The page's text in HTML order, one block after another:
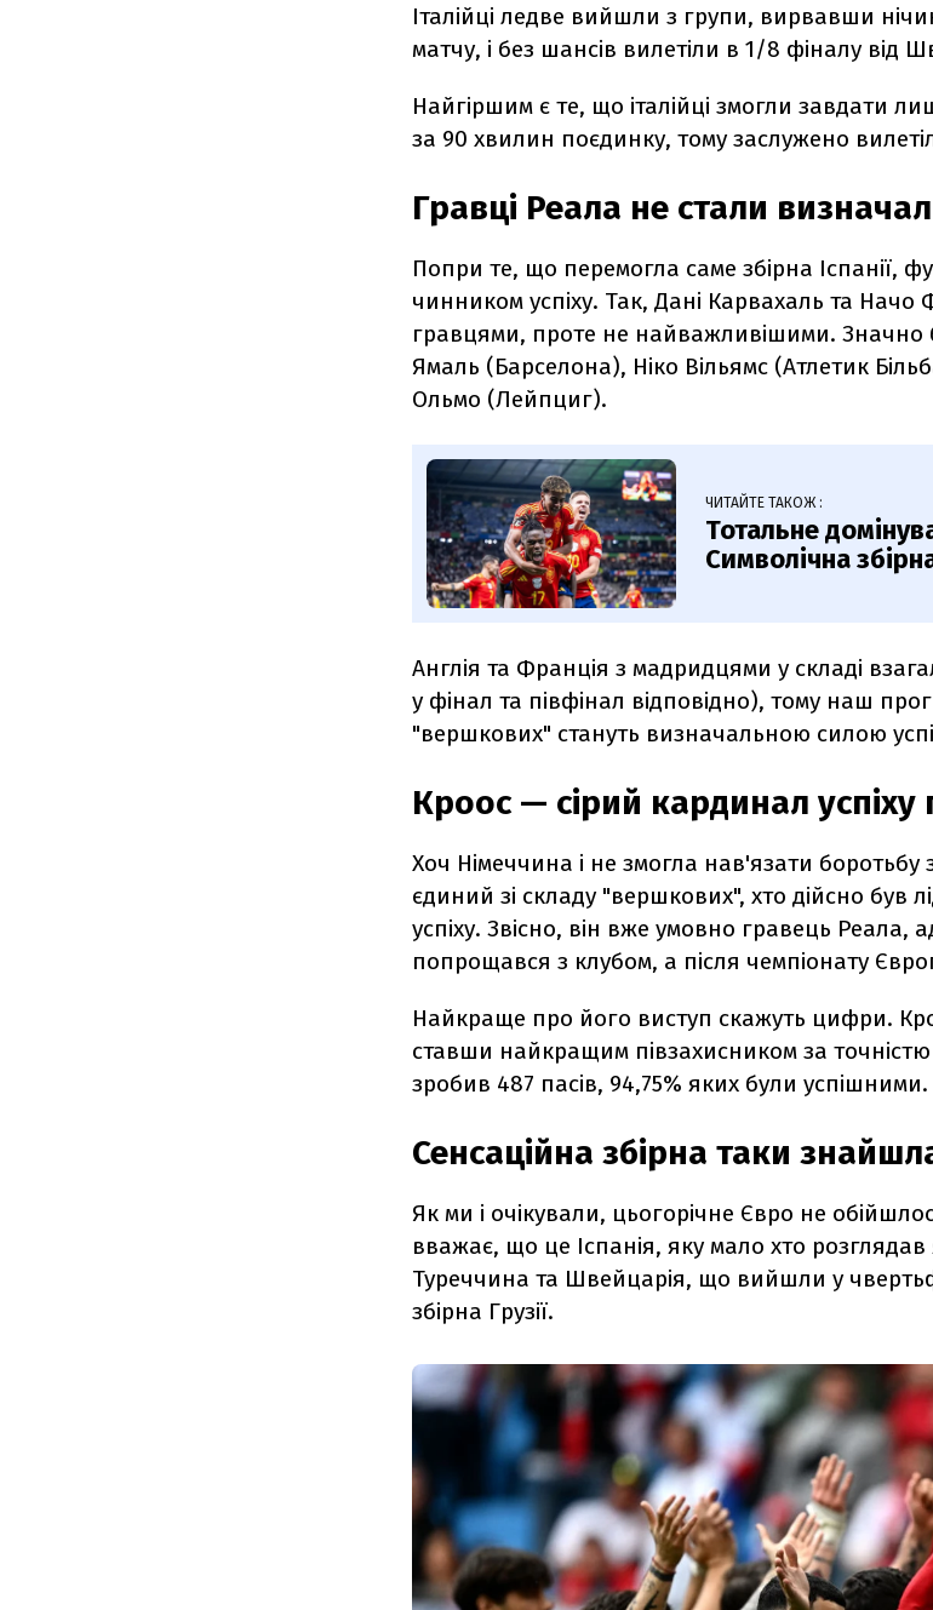
Італійці ледве вийшли з групи, вирвавши
матчу, і без шансів вилетіли в 1/8 фіналу від
Найгіршим є те, що італійці змогли завдати
за 90 хвилин поєдинку, тому заслужено
Гравці Реала не стали
Попри те, що перемогла саме збірна Іспанії,
чинником успіху. Так, Дані Карвахаль та
гравцями, проте не найважливішими. Значно
Ямаль (Барселона), Ніко Вільямс (Атлетик
Ольмо (Лейпциг).
ЧИТАЙТЕ ТАКОЖ :
Тотальне
Символічна
Англія та Франція з мадридцями у складі
у фінал та півфінал відповідно), тому наш
"вершкових" стануть визначальною силою
Кроос — сірий кардинал успіху
Хоч Німеччина і не змогла нав'язати боротьбу
єдиний зі складу "вершкових", хто дійсно був
успіху. Звісно, він вже умовно гравець Реала,
попрощався з клубом, а після чемпіонату
Найкраще про його виступ скажуть цифри.
ставши найкращим півзахисником за точністю
зробив 487 пасів, 94,75% яких були успішними.
Сенсаційна збірна таки
Як ми і очікували, цьогорічне Євро не
вважає, що це Іспанія, яку мало хто
Туреччина та Швейцарія, що вийшли у
збірна Грузії.